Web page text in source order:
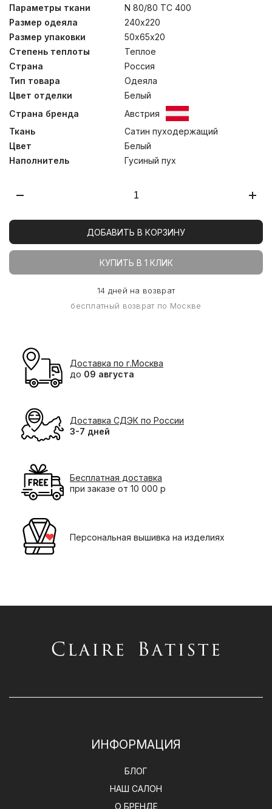
Параметры ткани
N 80/80 TC 400
Размер одеяла
240х220
Размер упаковки
50х65х20
Степень теплоты
Теплое
Страна
Россия
Тип товара
Одеяла
Цвет отделки
Белый
Страна бренда
Австрия
Ткань
Сатин пуходержащий
Цвет
Белый
Наполнитель
Гусиный пух
ДОБАВИТЬ В КОРЗИНУ
КУПИТЬ В 1 КЛИК
14 дней на возврат
бесплатный возврат по Москве
Доставка по г.Москва
до 09 августа
Доставка СДЭК по России
3-7 дней
Бесплатная доставка
при заказе от 10 000 р
Персональная вышивка на изделиях
ИНФОРМАЦИЯ
БЛОГ
НАШ САЛОН
О БРЕНДЕ